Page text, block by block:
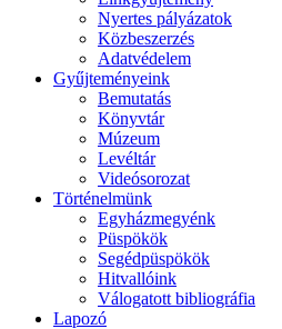
Nyertes pályázatok
Közbeszerzés
Adatvédelem
Gyűjteményeink
Bemutatás
Könyvtár
Múzeum
Levéltár
Videósorozat
Történelmünk
Egyházmegyénk
Püspökök
Segédpüspökök
Hitvallóink
Válogatott bibliográfia
Lapozó